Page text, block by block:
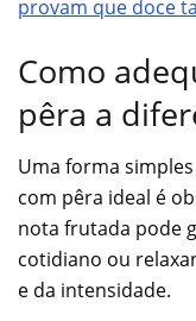
provam que doce
Como
pêra a
Uma forma
com pêra ideal é
nota frutada pode
cotidiano ou
e da intensidade.